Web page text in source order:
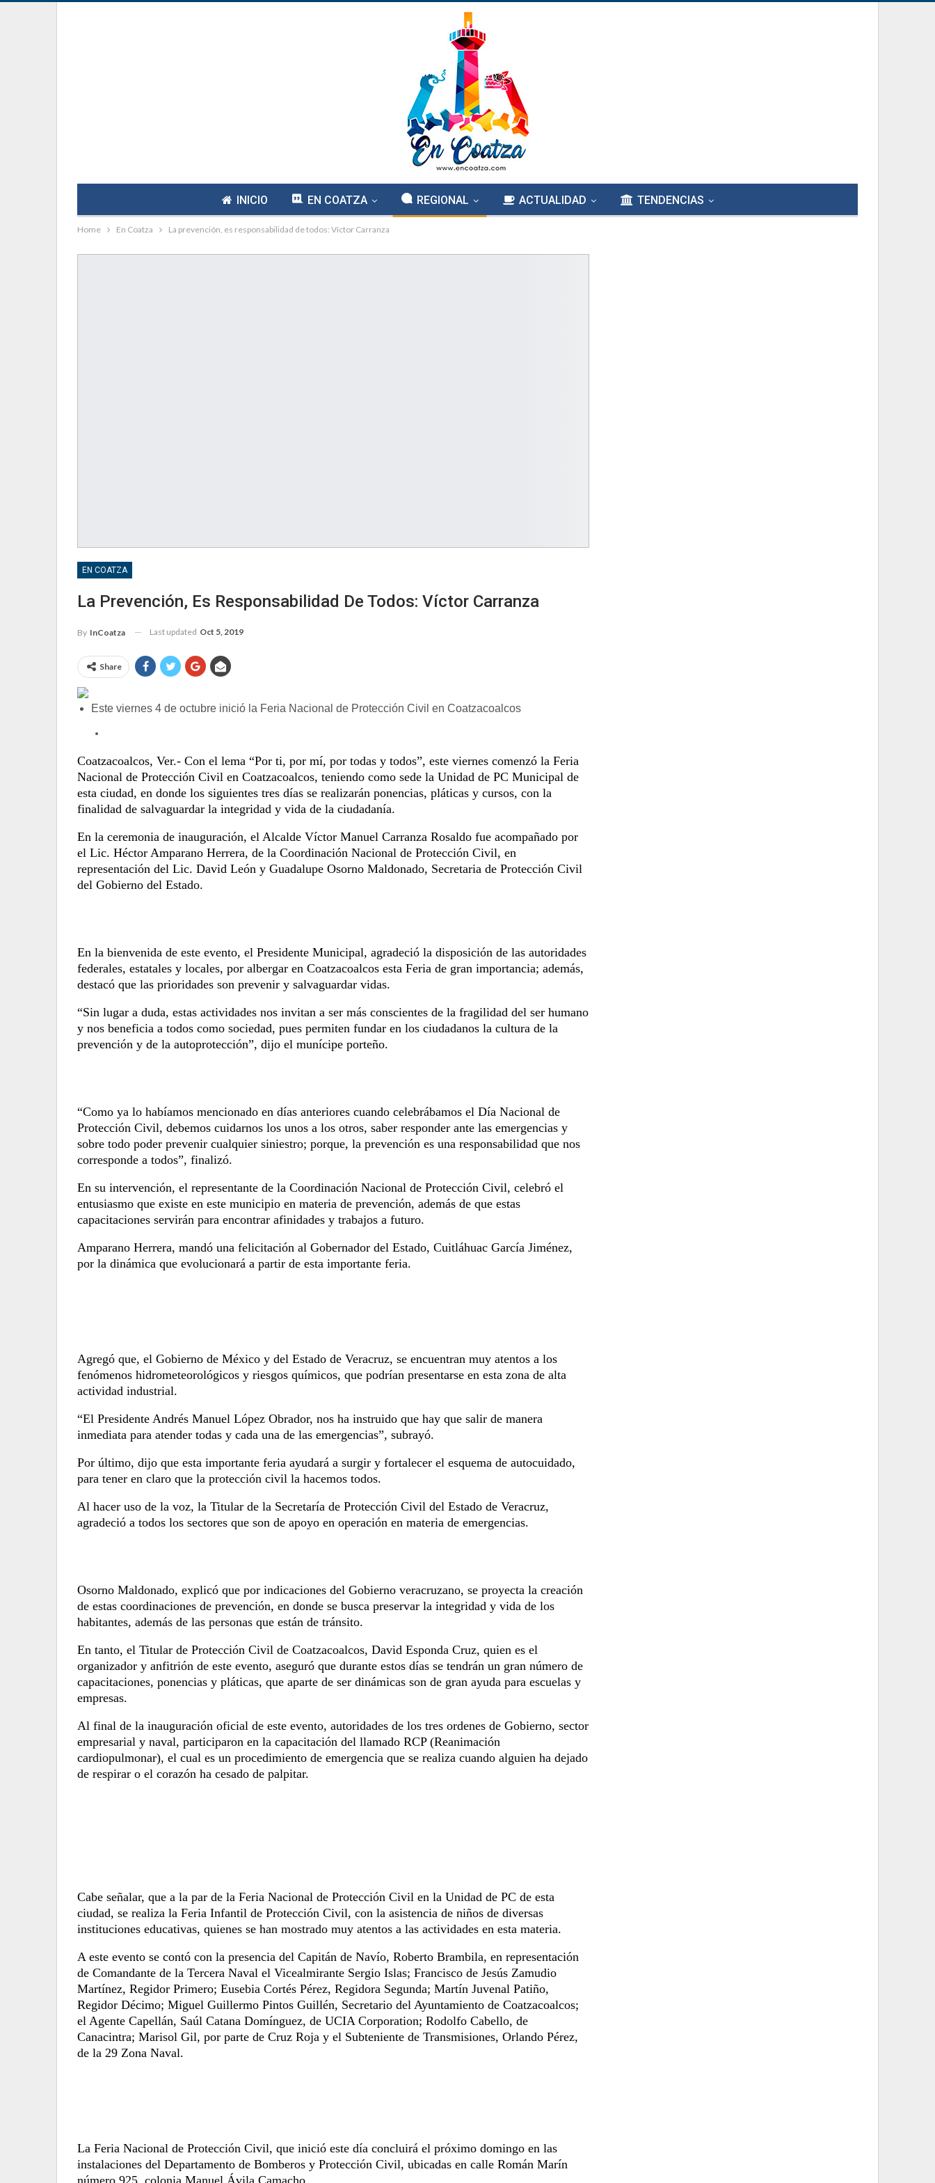
INICIO EN COATZA REGIONAL ACTUALIDAD TENDENCIAS
Home En Coatza La prevención, es responsabilidad de todos: Víctor Carranza
EN COATZA
La Prevención, Es Responsabilidad De Todos: Víctor Carranza
By InCoatza Last updated Oct 5, 2019
Share
Este viernes 4 de octubre inició la Feria Nacional de Protección Civil en Coatzacoalcos
Coatzacoalcos, Ver.- Con el lema “Por ti, por mí, por todas y todos”, este viernes comenzó la Feria
Nacional de Protección Civil en Coatzacoalcos, teniendo como sede la Unidad de PC Municipal de
esta ciudad, en donde los siguientes tres días se realizarán ponencias, pláticas y cursos, con la
finalidad de salvaguardar la integridad y vida de la ciudadanía.
En la ceremonia de inauguración, el Alcalde Víctor Manuel Carranza Rosaldo fue acompañado por
el Lic. Héctor Amparano Herrera, de la Coordinación Nacional de Protección Civil, en
representación del Lic. David León y Guadalupe Osorno Maldonado, Secretaria de Protección Civil
del Gobierno del Estado.
En la bienvenida de este evento, el Presidente Municipal, agradeció la disposición de las autoridades
federales, estatales y locales, por albergar en Coatzacoalcos esta Feria de gran importancia; además,
destacó que las prioridades son prevenir y salvaguardar vidas.
“Sin lugar a duda, estas actividades nos invitan a ser más conscientes de la fragilidad del ser humano
y nos beneficia a todos como sociedad, pues permiten fundar en los ciudadanos la cultura de la
prevención y de la autoprotección”, dijo el munícipe porteño.
“Como ya lo habíamos mencionado en días anteriores cuando celebrábamos el Día Nacional de
Protección Civil, debemos cuidarnos los unos a los otros, saber responder ante las emergencias y
sobre todo poder prevenir cualquier siniestro; porque, la prevención es una responsabilidad que nos
corresponde a todos”, finalizó.
En su intervención, el representante de la Coordinación Nacional de Protección Civil, celebró el
entusiasmo que existe en este municipio en materia de prevención, además de que estas
capacitaciones servirán para encontrar afinidades y trabajos a futuro.
Amparano Herrera, mandó una felicitación al Gobernador del Estado, Cuitláhuac García Jiménez,
por la dinámica que evolucionará a partir de esta importante feria.
Agregó que, el Gobierno de México y del Estado de Veracruz, se encuentran muy atentos a los
fenómenos hidrometeorológicos y riesgos químicos, que podrían presentarse en esta zona de alta
actividad industrial.
“El Presidente Andrés Manuel López Obrador, nos ha instruido que hay que salir de manera
inmediata para atender todas y cada una de las emergencias”, subrayó.
Por último, dijo que esta importante feria ayudará a surgir y fortalecer el esquema de autocuidado,
para tener en claro que la protección civil la hacemos todos.
Al hacer uso de la voz, la Titular de la Secretaría de Protección Civil del Estado de Veracruz,
agradeció a todos los sectores que son de apoyo en operación en materia de emergencias.
Osorno Maldonado, explicó que por indicaciones del Gobierno veracruzano, se proyecta la creación
de estas coordinaciones de prevención, en donde se busca preservar la integridad y vida de los
habitantes, además de las personas que están de tránsito.
En tanto, el Titular de Protección Civil de Coatzacoalcos, David Esponda Cruz, quien es el
organizador y anfitrión de este evento, aseguró que durante estos días se tendrán un gran número de
capacitaciones, ponencias y pláticas, que aparte de ser dinámicas son de gran ayuda para escuelas y
empresas.
Al final de la inauguración oficial de este evento, autoridades de los tres ordenes de Gobierno, sector
empresarial y naval, participaron en la capacitación del llamado RCP (Reanimación
cardiopulmonar), el cual es un procedimiento de emergencia que se realiza cuando alguien ha dejado
de respirar o el corazón ha cesado de palpitar.
Cabe señalar, que a la par de la Feria Nacional de Protección Civil en la Unidad de PC de esta
ciudad, se realiza la Feria Infantil de Protección Civil, con la asistencia de niños de diversas
instituciones educativas, quienes se han mostrado muy atentos a las actividades en esta materia.
A este evento se contó con la presencia del Capitán de Navío, Roberto Brambila, en representación
de Comandante de la Tercera Naval el Vicealmirante Sergio Islas; Francisco de Jesús Zamudio
Martínez, Regidor Primero; Eusebia Cortés Pérez, Regidora Segunda; Martín Juvenal Patiño,
Regidor Décimo; Miguel Guillermo Pintos Guillén, Secretario del Ayuntamiento de Coatzacoalcos;
el Agente Capellán, Saúl Catana Domínguez, de UCIA Corporation; Rodolfo Cabello, de
Canacintra; Marisol Gil, por parte de Cruz Roja y el Subteniente de Transmisiones, Orlando Pérez,
de la 29 Zona Naval.
La Feria Nacional de Protección Civil, que inició este día concluirá el próximo domingo en las
instalaciones del Departamento de Bomberos y Protección Civil, ubicadas en calle Román Marín
número 925, colonia Manuel Ávila Camacho.